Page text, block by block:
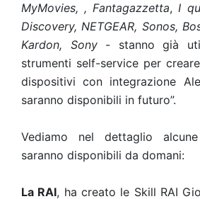
MyMovies, , Fantagazzetta,I
Discovery, NETGEAR, Sonos,
Kardon, Sony- stanno già
strumenti self-service per
dispositivi con integrazione
saranno disponibili in futuro”.
Vediamo nel dettaglio
saranno disponibili da domani:
La RAI, ha creato le Skill RAI